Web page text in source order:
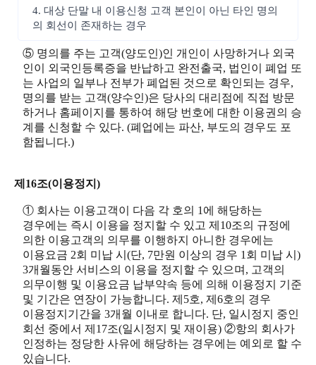
4. 대상 단말 내 이용신청 고객 본인이 아닌 타인 명의
의 회선이 존재하는 경우
⑤ 명의를 주는 고객(양도인)인 개인이 사망하거나 외국
인이 외국인등록증을 반납하고 완전출국, 법인이 폐업 또
는 사업의 일부나 전부가 폐업된 것으로 확인되는 경우,
명의를 받는 고객(양수인)은 당사의 대리점에 직접 방문
하거나 홈페이지를 통하여 해당 번호에 대한 이용권의 승
계를 신청할 수 있다. (폐업에는 파산, 부도의 경우도 포
함됩니다.)
제16조(이용정지)
① 회사는 이용고객이 다음 각 호의 1에 해당하는
경우에는 즉시 이용을 정지할 수 있고 제10조의 규정에
의한 이용고객의 의무를 이행하지 아니한 경우에는
이용요금 2회 미납 시(단, 7만원 이상의 경우 1회 미납 시)
3개월동안 서비스의 이용을 정지할 수 있으며, 고객의
의무이행 및 이용요금 납부약속 등에 의해 이용정지 기준
및 기간은 연장이 가능합니다. 제5호, 제6호의 경우
이용정지기간을 3개월 이내로 합니다. 단, 일시정지 중인
회선 중에서 제17조(일시정지 및 재이용) ②항의 회사가
인정하는 정당한 사유에 해당하는 경우에는 예외로 할 수
있습니다.